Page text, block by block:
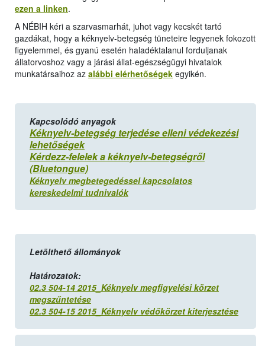
ezen a linken.
A NÉBIH kéri a szarvasmarhát, juhot vagy kecskét tartó
gazdákat, hogy a kéknyelv-betegség tüneteire legyenek fokozott
figyelemmel, és gyanú esetén haladéktalanul forduljanak
állatorvoshoz vagy a járási állat-egészségügyi hivatalok
munkatársaihoz az alábbi elérhetőségek egyikén.
Kapcsolódó anyagok
Kéknyelv-betegség terjedése elleni védekezési
lehetőségek
Kérdezz-felelek a kéknyelv-betegségről
(Bluetongue)
Kéknyelv megbetegedéssel kapcsolatos
kereskedelmi tudnivalók
Letölthető állományok
Határozatok:
02.3 504-14 2015_Kéknyelv megfigyelési körzet
megszűntetése
02.3 504-15 2015_Kéknyelv védőkörzet kiterjesztése